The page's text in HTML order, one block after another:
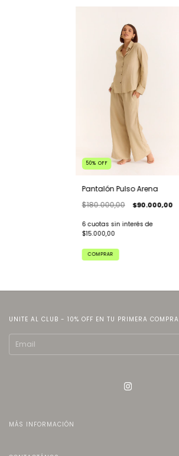
50% OFF
Pantalón Pulso Arena
$180.000,00
$90.000,00
6 cuotas sin interés de
$15.000,00
COMPRAR
UNITE AL CLUB - 10% OFF EN TU PRIMERA COMPRA
MÁS INFORMACIÓN